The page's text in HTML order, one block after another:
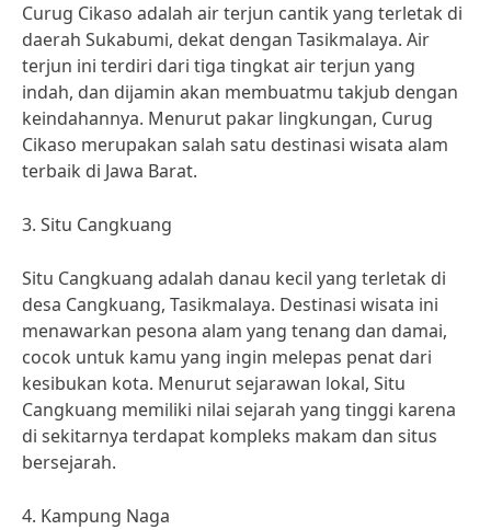
Curug Cikaso adalah air terjun cantik yang terletak di
daerah Sukabumi, dekat dengan Tasikmalaya. Air
terjun ini terdiri dari tiga tingkat air terjun yang
indah, dan dijamin akan membuatmu takjub dengan
keindahannya. Menurut pakar lingkungan, Curug
Cikaso merupakan salah satu destinasi wisata alam
terbaik di Jawa Barat.
3. Situ Cangkuang
Situ Cangkuang adalah danau kecil yang terletak di
desa Cangkuang, Tasikmalaya. Destinasi wisata ini
menawarkan pesona alam yang tenang dan damai,
cocok untuk kamu yang ingin melepas penat dari
kesibukan kota. Menurut sejarawan lokal, Situ
Cangkuang memiliki nilai sejarah yang tinggi karena
di sekitarnya terdapat kompleks makam dan situs
bersejarah.
4. Kampung Naga